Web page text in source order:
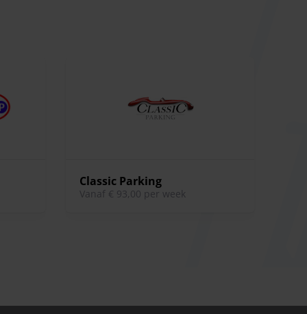
Classic Parking
vanaf € 93,00 per week